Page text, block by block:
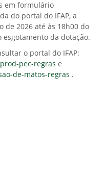
em formulário
do portal do IFAP, a
de 2026 até às 18h00 do
esgotamento da dotação.
o portal do IFAP:
pec-regras e
de-matos-regras .